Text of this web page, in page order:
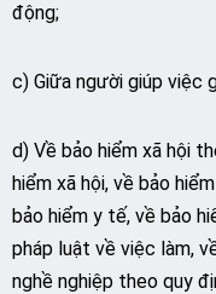
động;
c) Giữa người giúp việc
d) Về bảo hiểm xã hội
hiểm xã hội, về bảo
bảo hiểm y tế, về bảo
pháp luật về việc làm,
nghề nghiệp theo quy